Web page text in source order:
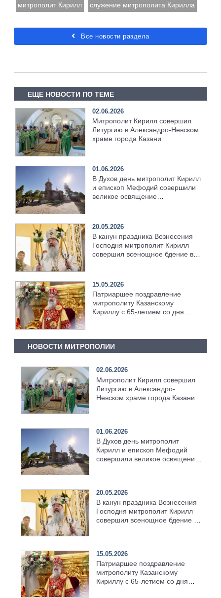
митрополит Кирилл служение митрополита Кирилла
Все новости раздела
ЕЩЕ НОВОСТИ ПО ТЕМЕ
02.06.2026
Митрополит Кирилл совершил
Литургию в Александро-Невском
храме города Казани
01.06.2026
В Духов день митрополит Кирилл
и епископ Мефодий совершили
великое освящение
20.05.2026
В канун праздника Вознесения
Господня митрополит Кирилл
совершил всенощное бдение в
15.05.2026
Патриаршее поздравление
митрополиту Казанскому
Кириллу с 65-летием со дня
НОВОСТИ МИТРОПОЛИИ
02.06.2026
Митрополит Кирилл совершил
Литургию в Александро-
Невском храме города Казани
01.06.2026
В Духов день митрополит
Кирилл и епископ Мефодий
совершили великое освящение
20.05.2026
В канун праздника Вознесения
Господня митрополит Кирилл
совершил всенощное бдение в
15.05.2026
Патриаршее поздравление
митрополиту Казанскому
Кириллу с 65-летием со дня